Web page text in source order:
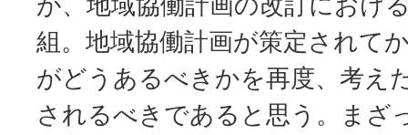
組。地域協働計画が策定されて
がどうあるべきかを再度、考え
されるべきであると思う。まざ